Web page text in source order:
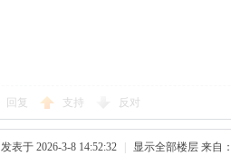
回复 支持 反对
发表于 2026-3-8 14:52:32 显示全部楼层 来自